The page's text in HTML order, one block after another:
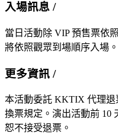
入場訊息 /
當日活動除 VIP 預售票依
將依照觀眾到場順序入場。
更多資訊 /
本活動委託 KKTIX 代理
換票規定。演出活動前 10
恕不接受退票。